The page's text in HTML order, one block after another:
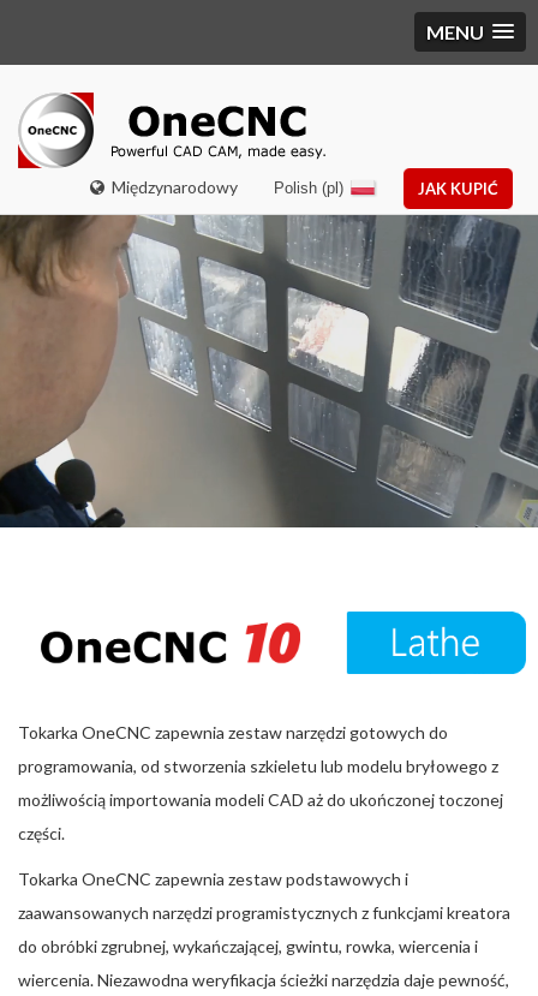
MENU
Międzynarodowy JAK KUPIĆ
Polish (pl)
Tokarka OneCNC zapewnia zestaw narzędzi gotowych do
programowania, od stworzenia szkieletu lub modelu bryłowego z
możliwością importowania modeli CAD aż do ukończonej toczonej
części.
Tokarka OneCNC zapewnia zestaw podstawowych i
zaawansowanych narzędzi programistycznych z funkcjami kreatora
do obróbki zgrubnej, wykańczającej, gwintu, rowka, wiercenia i
wiercenia. Niezawodna weryfikacja ścieżki narzędzia daje pewność,